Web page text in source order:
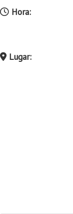
Hora:
Lugar: